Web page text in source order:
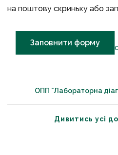
на поштову скриньку або
Заповнити форму
ОПП "Лабораторна
Дивитись усі